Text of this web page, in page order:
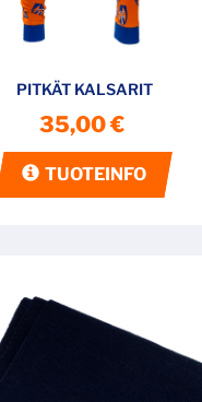
PITKÄT KALSARIT
35,00 €
TUOTEINFO